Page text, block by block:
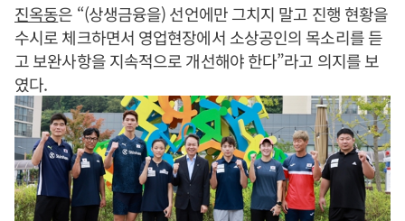
진옥동은 “(상생금융을) 선언에만 그치지 말고 진행 현황을
수시로 체크하면서 영업현장에서 소상공인의 목소리를 듣
고 보완사항을 지속적으로 개선해야 한다”라고 의지를 보
였다.